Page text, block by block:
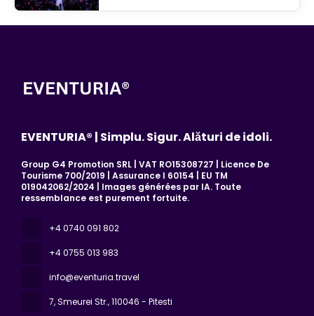
EVENTURIA® | Simplu. Sigur. Alături de idoli.
Group G4 Promotion SRL | VAT RO15308727 | Licence De
Tourisme 700/2019 | Assurance I 60154 | EU TM
019042062/2024 | Images générées par IA. Toute
ressemblance est purement fortuite.
+4 0740 091 802
+4 0755 013 983
info@eventuria.travel
7, Smeurei Str., 110046 - Pitesti